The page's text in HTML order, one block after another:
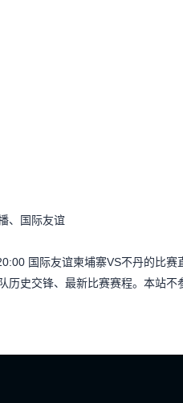
、国际友谊
国际友谊柬埔寨VS不丹的比
历史交锋、最新比赛赛程。本站